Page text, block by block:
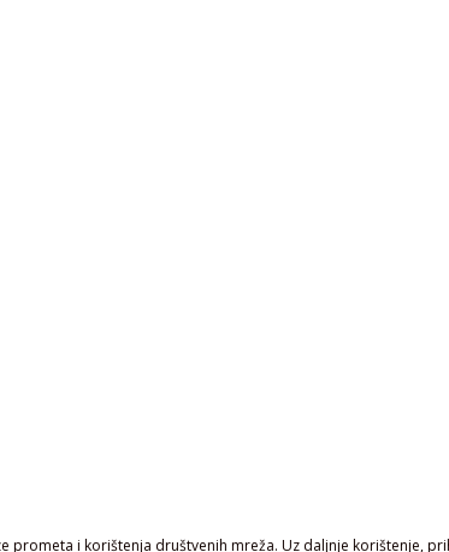
prometa i korištenja društvenih mreža. Uz daljnje korištenje,